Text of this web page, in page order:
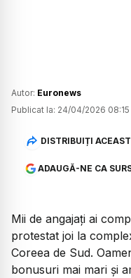
Autor: Euronews
Publicat la: 24/04/2026 08:15
DISTRIBUIȚI
ADAUGĂ-NE CA
Mii de angajați ai
protestat joi la
Coreea de Sud.
bonusuri mai mari și